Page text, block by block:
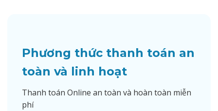
Phương thức thanh toán an
toàn và linh hoạt
Thanh toán Online an toàn và hoàn toàn miễn
phí